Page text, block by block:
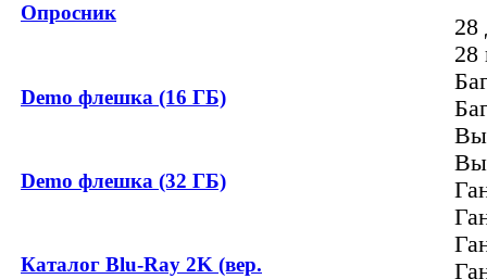
Опросник
Demo флешка (16 ГБ)
Demo флешка (32 ГБ)
Каталог Blu-Ray 2K (вер.
28
28